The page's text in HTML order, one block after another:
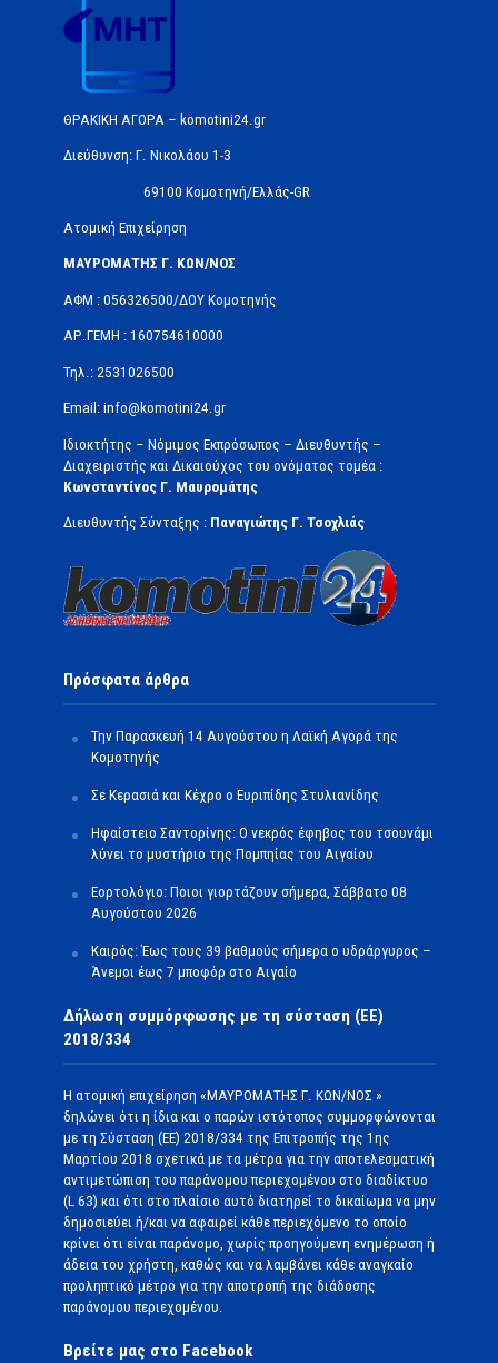
ΘΡΑΚΙΚΗ ΑΓΟΡΑ – komotini24.gr
Διεύθυνση: Γ. Νικολάου 1-3
69100 Κομοτηνή/Ελλάς-GR
Ατομική Επιχείρηση
ΜΑΥΡΟΜΑΤΗΣ Γ. ΚΩΝ/ΝΟΣ
ΑΦΜ : 056326500/ΔOΥ Κομοτηνής
ΑΡ.ΓΕΜΗ : 160754610000
Τηλ.: 2531026500
Email: info@komotini24.gr
Ιδιοκτήτης – Νόμιμος Εκπρόσωπος – Διευθυντής –
Διαχειριστής και Δικαιούχος του ονόματος τομέα :
Κωνσταντίνος Γ. Μαυρομάτης
Διευθυντής Σύνταξης : Παναγιώτης Γ. Τσοχλιάς
Πρόσφατα άρθρα
Την Παρασκευή 14 Αυγούστου η Λαϊκή Αγορά της
Κομοτηνής
Σε Κερασιά και Κέχρο ο Ευριπίδης Στυλιανίδης
Ηφαίστειο Σαντορίνης: Ο νεκρός έφηβος του τσουνάμι
λύνει το μυστήριο της Πομπηίας του Αιγαίου
Εορτολόγιο: Ποιοι γιορτάζουν σήμερα, Σάββατο 08
Αυγούστου 2026
Καιρός: Έως τους 39 βαθμούς σήμερα ο υδράργυρος –
Άνεμοι έως 7 μποφόρ στο Αιγαίο
Δήλωση συμμόρφωσης με τη σύσταση (ΕΕ)
2018/334
Η ατομική επιχείρηση «ΜΑΥΡΟΜΑΤΗΣ Γ. ΚΩΝ/ΝΟΣ »
δηλώνει ότι η ίδια και ο παρών ιστότοπος συμμορφώνονται
με τη Σύσταση (ΕΕ) 2018/334 της Επιτροπής της 1ης
Μαρτίου 2018 σχετικά με τα μέτρα για την αποτελεσματική
αντιμετώπιση του παράνομου περιεχομένου στο διαδίκτυο
(L 63) και ότι στο πλαίσιο αυτό διατηρεί το δικαίωμα να μην
δημοσιεύει ή/και να αφαιρεί κάθε περιεχόμενο το οποίο
κρίνει ότι είναι παράνομο, χωρίς προηγούμενη ενημέρωση ή
άδεια του χρήστη, καθώς και να λαμβάνει κάθε αναγκαίο
προληπτικό μέτρο για την αποτροπή της διάδοσης
παράνομου περιεχομένου.
Βρείτε μας στο Facebook